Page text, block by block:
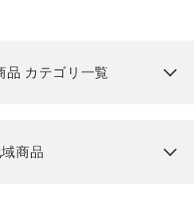
品 カテゴリ一覧
商品